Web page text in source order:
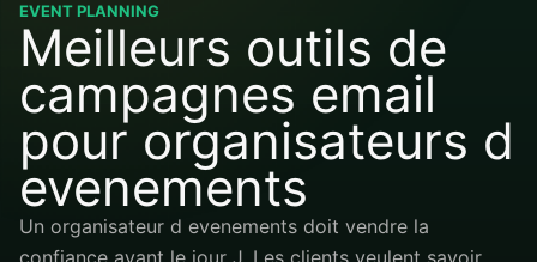
EVENT PLANNING
Meilleurs outils de
campagnes email
pour organisateurs d
evenements
Un organisateur d evenements doit vendre la
confiance avant le jour J. Les clients veulent savoir